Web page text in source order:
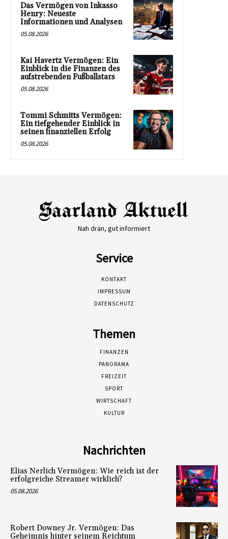
Das Vermögen von Inkasso
Henry: Neueste
Informationen und Analysen
05.08.2026
Kai Havertz Vermögen: Ein
Einblick in die Finanzen des
aufstrebenden Fußballstars
05.08.2026
Tommi Schmitts Vermögen:
Ein tiefgehender Einblick in
seinen finanziellen Erfolg
05.08.2026
Nah dran, gut informiert
Service
KONTAKT
IMPRESSUM
DATENSCHUTZ
Themen
FINANZEN
PANORAMA
FREIZEIT
SPORT
WIRTSCHAFT
KULTUR
Nachrichten
Elias Nerlich Vermögen: Wie reich ist der
erfolgreiche Streamer wirklich?
05.08.2026
Robert Downey Jr. Vermögen: Das
Geheimnis hinter seinem Reichtum